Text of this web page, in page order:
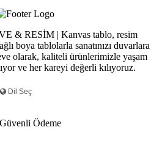
& RESİM | Kanvas tablo, resim
boya tablolarla sanatınızı duvarlara
olarak, kaliteli ürünlerimizle yaşam
ve her kareyi değerli kılıyoruz.